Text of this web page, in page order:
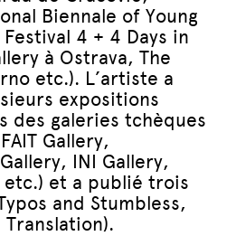
Biennale of Young
4 + 4 Days in
à Ostrava, The
etc.). L’artiste a
expositions
des galeries tchèques
Gallery,
INI Gallery,
etc.) et a publié trois
and Stumbless,